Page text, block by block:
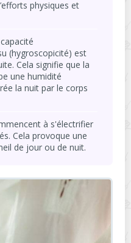
physiques et
(hygroscopicité) est
Cela signifie que la
une humidité
la nuit par le corps
à s'électrifier
Cela provoque une
de jour ou de nuit.